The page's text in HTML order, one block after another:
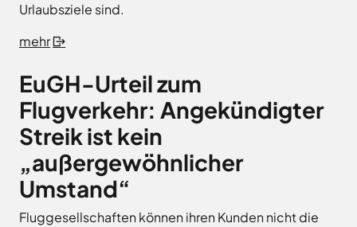
Urlaubsziele sind.
mehr
EuGH-Urteil zum
Flugverkehr: Angekündigter
Streik ist kein
„außergewöhnlicher
Umstand“
Fluggesellschaften können ihren Kunden nicht die